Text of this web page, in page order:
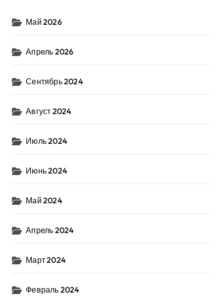
Май 2026
Апрель 2026
Сентябрь 2024
Август 2024
Июль 2024
Июнь 2024
Май 2024
Апрель 2024
Март 2024
Февраль 2024